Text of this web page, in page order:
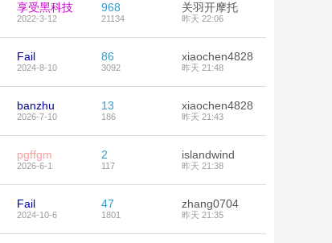
享受黑科技
2022-3-12
968
21134
关羽开摩托
昨天 22:06
Fail
2024-8-10
86
3092
xiaochen4828
昨天 21:48
banzhu
2026-7-10
13
186
xiaochen4828
昨天 21:43
pgffgm
2026-6-1
2
117
islandwind
昨天 21:38
Fail
2024-10-6
47
1801
zhang0704
昨天 21:35